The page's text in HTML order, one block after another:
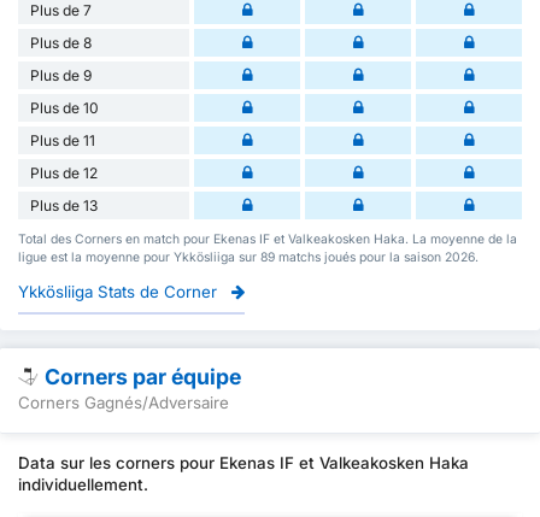
Plus de 7
Plus de 8
Plus de 9
Plus de 10
Plus de 11
Plus de 12
Plus de 13
Total des Corners en match pour Ekenas IF et Valkeakosken Haka. La moyenne de la
ligue est la moyenne pour Ykkösliiga sur 89 matchs joués pour la saison 2026.
Ykkösliiga Stats de Corner
Corners par équipe
Corners Gagnés/Adversaire
Data sur les corners pour Ekenas IF et Valkeakosken Haka
individuellement.